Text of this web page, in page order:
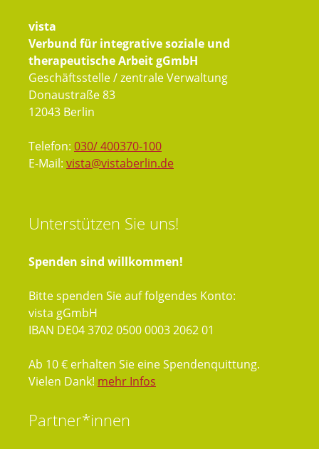
vista
Verbund für integrative soziale und
therapeutische Arbeit gGmbH
Geschäftsstelle / zentrale Verwaltung
Donaustraße 83
12043 Berlin
Telefon: 030/ 400370-100
E-Mail: vista@vistaberlin.de
Unterstützen Sie uns!
Spenden sind willkommen!
Bitte spenden Sie auf folgendes Konto:
vista gGmbH
IBAN DE04 3702 0500 0003 2062 01
Ab 10 € erhalten Sie eine Spendenquittung.
Vielen Dank! mehr Infos
Partner*innen